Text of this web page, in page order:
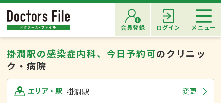
会員登録 ログイン メニュー
掛澗駅の感染症内科、今日予約可のクリニッ
ク・病院
エリア・駅 掛澗駅 変更